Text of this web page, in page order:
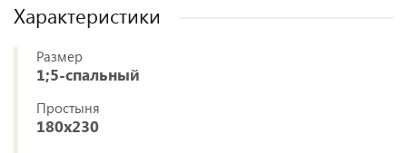
Характеристики
Размер
1;5-спальный
Простыня
180x230